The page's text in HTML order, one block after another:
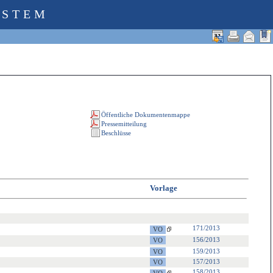
Vorlage
171/2013
156/2013
159/2013
157/2013